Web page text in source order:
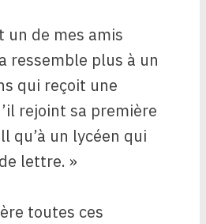
un de mes amis
ressemble plus à un
qui reçoit une
rejoint sa première
qu’à un lycéen qui
lettre. »
toutes ces